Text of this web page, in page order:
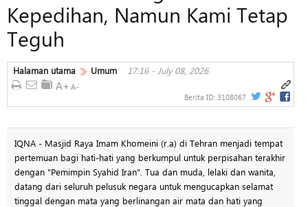
Kepedihan, Namun Kami Tetap
Teguh
Halaman utama Umum 17:16 - July 08, 2026
Berita ID: 3108067
IQNA - Masjid Raya Imam Khomeini (r.a) di Tehran menjadi tempat
pertemuan bagi hati-hati yang berkumpul untuk perpisahan terakhir
dengan "Pemimpin Syahid Iran". Tua dan muda, lelaki dan wanita,
datang dari seluruh pelusuk negara untuk mengucapkan selamat
tinggal dengan mata yang berlinangan air mata dan hati yang